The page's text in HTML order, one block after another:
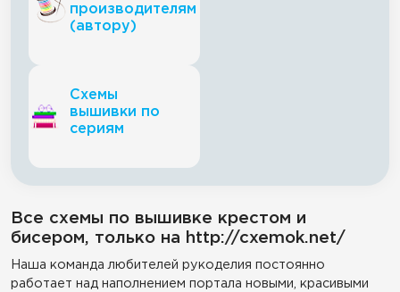
производителям
(автору)
Схемы
вышивки по
сериям
Все схемы по вышивке крестом и
бисером, только на http://cxemok.net/
Наша команда любителей рукоделия постоянно
работает над наполнением портала новыми, красивыми